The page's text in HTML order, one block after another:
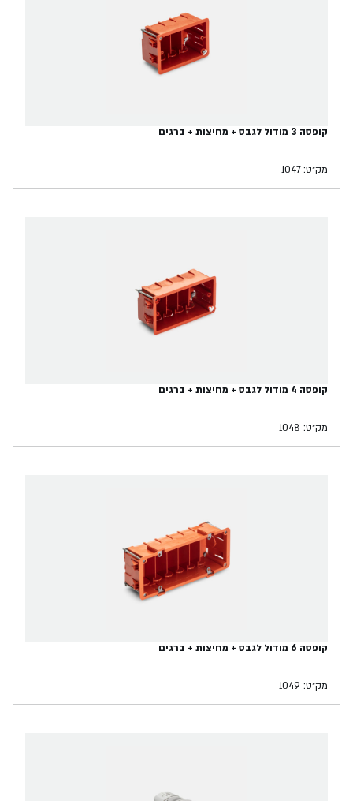
קופסה 3 מודול לגבס + מחיצות + ברגים
מק״ט: 1047
קופסה 4 מודול לגבס + מחיצות + ברגים
מק״ט: 1048
קופסה 6 מודול לגבס + מחיצות + ברגים
מק״ט: 1049